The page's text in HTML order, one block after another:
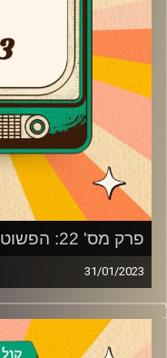
האם אנחנו חייבים
אליה?
ואיפה נמצאים היום
מנשה, מיכל ינאי, יעל
גם הפעם הוא ינצח או
את כתר הניצחון?
אורחים: נדב בנודיס, בן
קרדיט תמונות:
פרק מס' 22: הפשוטע
31/01/2023
צח שמעון מארח את
האיש שעומד מאחורי